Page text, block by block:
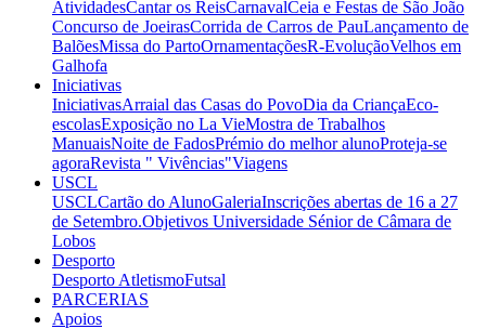
AtividadesCantar os ReisCarnavalCeia e Festas de São João
Concurso de JoeirasCorrida de Carros de PauLançamento de
BalõesMissa do PartoOrnamentaçõesR-EvoluçãoVelhos em
Galhofa
Iniciativas
IniciativasArraial das Casas do PovoDia da CriançaEco-
escolasExposição no La VieMostra de Trabalhos
ManuaisNoite de FadosPrémio do melhor alunoProteja-se
agoraRevista " Vivências"Viagens
USCL
USCLCartão do AlunoGaleriaInscrições abertas de 16 a 27
de Setembro.Objetivos Universidade Sénior de Câmara de
Lobos
Desporto
Desporto AtletismoFutsal
PARCERIAS
Apoios